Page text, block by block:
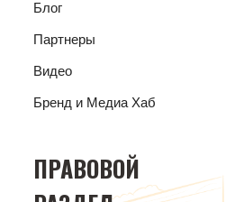
Блог
Партнеры
Видео
Бренд и Медиа Хаб
ПРАВОВОЙ